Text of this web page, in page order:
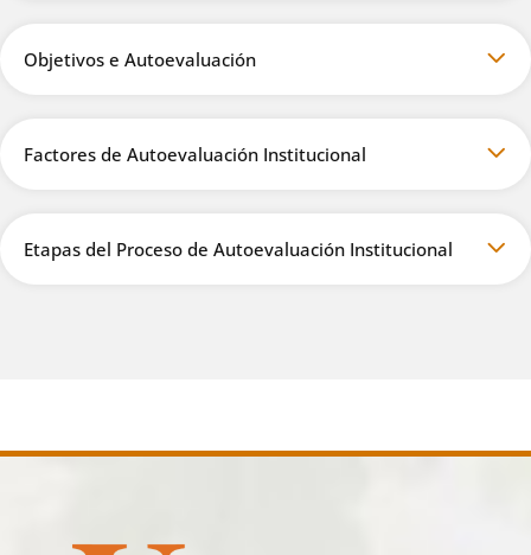
Objetivos e Autoevaluación
Factores de Autoevaluación Institucional
Etapas del Proceso de Autoevaluación Institucional